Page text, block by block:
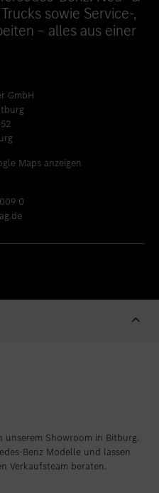
sowie Service-,
– alles aus einer
GmbH
Maps anzeigen
0
unserem Showroom in Bitburg.
Benz Modelle und lassen
Verkaufsteam beraten.